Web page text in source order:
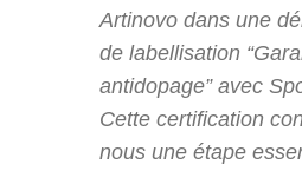
Artinovo dans une
de labellisation
antidopage” avec
Cette certification
nous une étape